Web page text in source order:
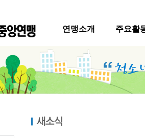
연맹소개 주요활